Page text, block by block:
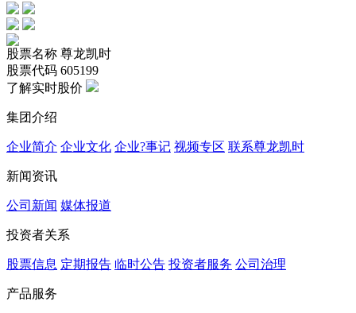
股票名称 尊龙凯时
股票代码 605199
了解实时股价
集团介绍
企业简介 企业文化 企业?事记 视频专区 联系尊龙凯时
新闻资讯
公司新闻 媒体报道
投资者关系
股票信息 定期报告 临时公告 投资者服务 公司治理
产品服务